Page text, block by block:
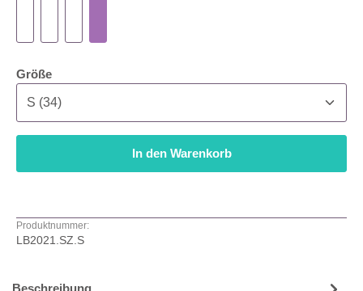
Größeauswählen
In den Warenkorb
Produktnummer:
LB2021.SZ.S